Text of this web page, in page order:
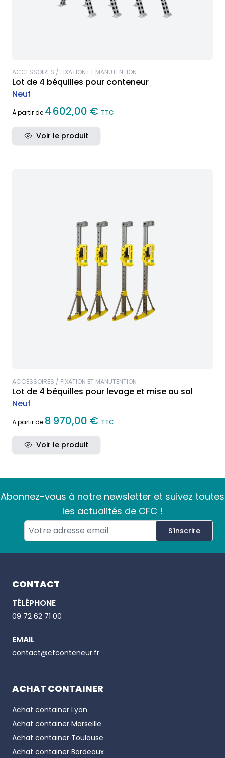
ACCESSOIRES / FIXATION ET MANUTENTION
Lot de 4 béquilles pour conteneur
Neuf
À partir de 4 602,00 € TTC
Voir le produit
ACCESSOIRES / FIXATION ET MANUTENTION
Lot de 4 béquilles pour levage et mise au sol
Neuf
À partir de 8 970,00 € TTC
Voir le produit
Abonnez-vous à notre newsletter et suivez toutes
les actualités de CFC !
S'inscrire
CONTACT
TÉLÉPHONE
Email
09 72 62 71 00
EMAIL
Phone number
contact@cfconteneur.fr
ACHAT CONTAINER
Achat container Lyon
Achat container Marseille
Achat container Toulouse
Achat container Bordeaux